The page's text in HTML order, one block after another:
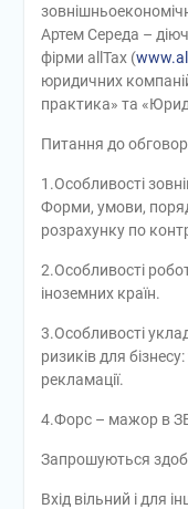
Артем Середа –
фірми allTax (
юридичних
практика» та
Питання до
1.Особливості
Форми, умови,
розрахунку по
2.Особливості
іноземних країн.
3.Особливості
ризиків для
рекламації.
4.Форс – мажор в
Запрошуються
Вхід вільний і для